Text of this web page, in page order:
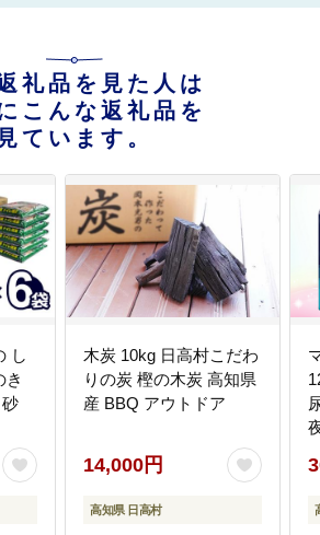
礼品を見た人は
こんな返礼品を
見ています。
し
き
木炭 10kg 日高村こだわ
りの炭 樫の木炭 高知県
産 BBQ アウトドア
14,000円
高知県 日高村